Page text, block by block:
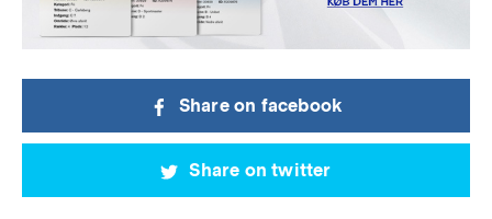
Share on facebook
Share on twitter